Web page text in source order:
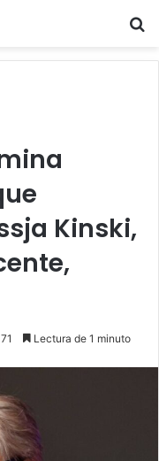
Kinski,
71 Lectura de 1 minuto